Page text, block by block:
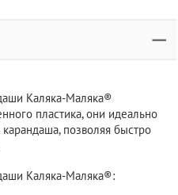
Каляка-Маляка®
пластика, они идеально
позволяя быстро
Каляка-Маляка®: